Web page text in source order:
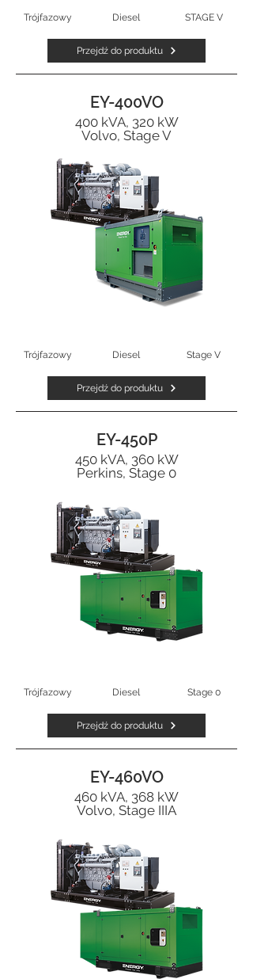
Trójfazowy Diesel STAGE V
Przejdź do produktu
EY-400VO
400 kVA, 320 kW
Volvo, Stage V
Trójfazowy Diesel Stage V
Przejdź do produktu
EY-450P
450 kVA, 360 kW
Perkins, Stage 0
Trójfazowy Diesel Stage 0
Przejdź do produktu
EY-460VO
460 kVA, 368 kW
Volvo, Stage IIIA